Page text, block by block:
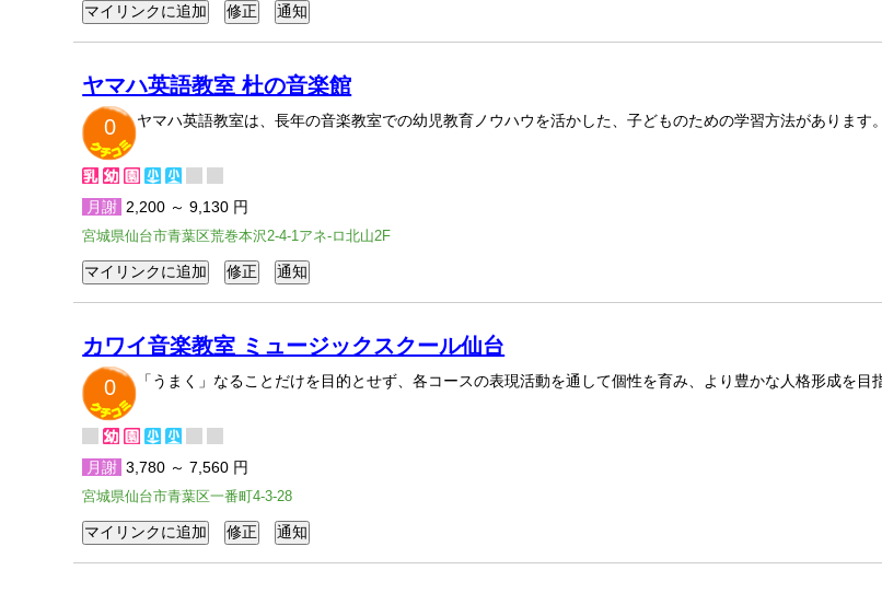
ヤマハ英語教室 杜の音楽館
0
ヤマハ英語教室は、長年の音楽教室での幼児教育ノウハウを活かした、子どものための学習方法があります。
月謝 2,200 ～ 9,130 円
宮城県仙台市青葉区荒巻本沢2-4-1アネ-ロ北山2F
カワイ音楽教室 ミュージックスクール仙台
0
「うまく」なることだけを目的とせず、各コースの表現活動を通して個性を育み、より豊かな人格形成を目
月謝 3,780 ～ 7,560 円
宮城県仙台市青葉区一番町4-3-28